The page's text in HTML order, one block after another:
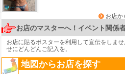
お店か
お店のマスターへ！イベント関係
お店に貼るポスターを利用して宣伝をしませ
せにどんどんご記入を。
地図からお店を探す